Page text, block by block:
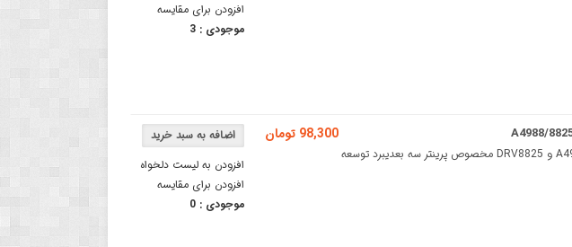
افزودن برای مقایسه
موجودی :3
افزودن به لیست دلخواه
افزودن برای مقایسه
موجودی :0
98,300 تومان
برد توسعه درایور استپر موتور A4988 و DRV8825 مخصوص پرینتر سه بعدیبرد توسعه